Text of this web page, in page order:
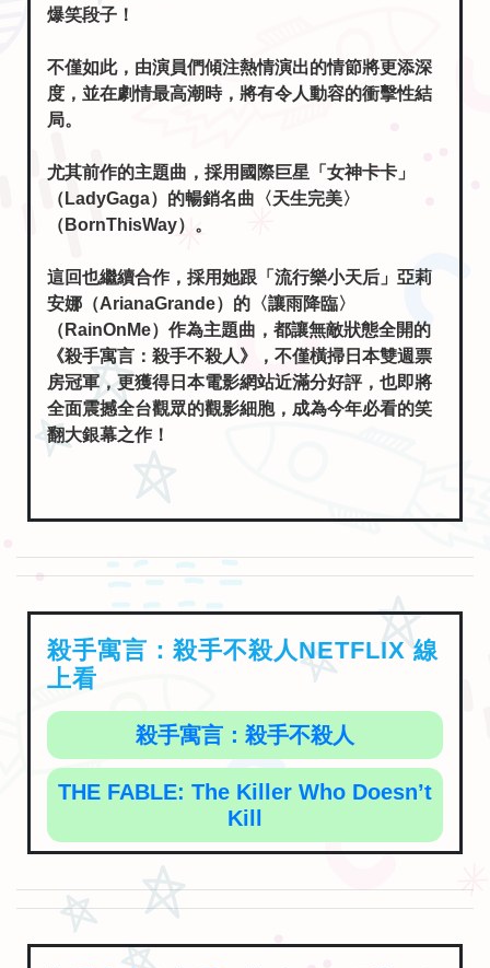
爆笑段子！
不僅如此，由演員們傾注熱情演出的情節將更添深
度，並在劇情最高潮時，將有令人動容的衝擊性結
局。
尤其前作的主題曲，採用國際巨星「女神卡卡」
（LadyGaga）的暢銷名曲〈天生完美〉
（BornThisWay）。
這回也繼續合作，採用她跟「流行樂小天后」亞莉
安娜（ArianaGrande）的〈讓雨降臨〉
（RainOnMe）作為主題曲，都讓無敵狀態全開的
《殺手寓言：殺手不殺人》，不僅橫掃日本雙週票
房冠軍，更獲得日本電影網站近滿分好評，也即將
全面震撼全台觀眾的觀影細胞，成為今年必看的笑
翻大銀幕之作！
殺手寓言：殺手不殺人NETFLIX 線
上看
殺手寓言：殺手不殺人
THE FABLE: The Killer Who Doesn’t
Kill